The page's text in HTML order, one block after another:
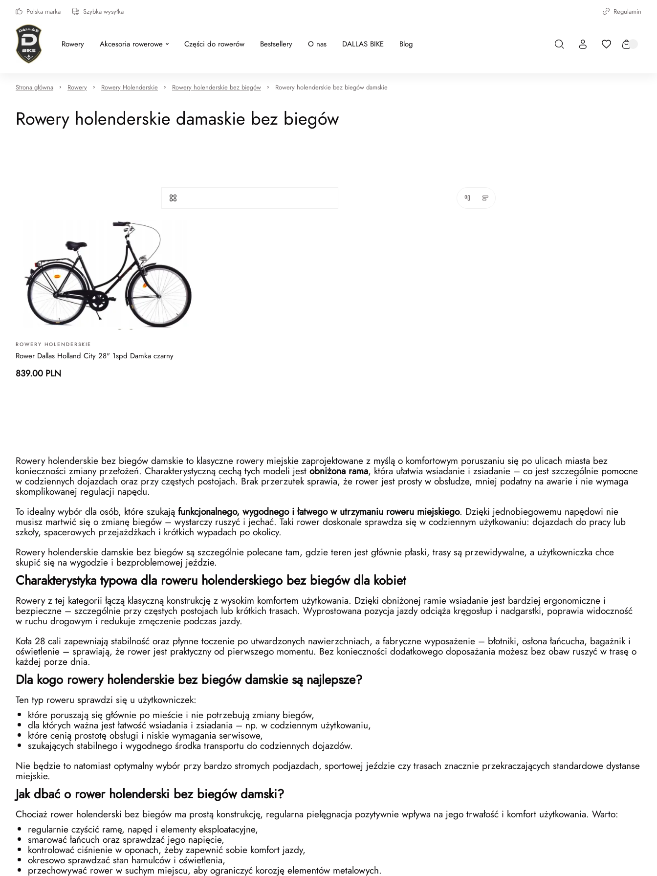
Polska marka Szybka wysyłka Regulamin
Rowery Akcesoria rowerowe Części do rowerów Bestsellery O nas DALLAS BIKE Blog
Strona główna Rowery Rowery Holenderskie Rowery holenderskie bez biegów Rowery holenderskie bez biegów damskie
Rowery holenderskie damaskie bez biegów
ROWERY HOLENDERSKIE
Rower Dallas Holland City 28" 1spd Damka czarny
839.00 PLN
Rowery holenderskie bez biegów damskie to klasyczne rowery miejskie zaprojektowane z myślą o komfortowym poruszaniu się po ulicach miasta bez
konieczności zmiany przełożeń. Charakterystyczną cechą tych modeli jest obniżona rama, która ułatwia wsiadanie i zsiadanie – co jest szczególnie pomocne
w codziennych dojazdach oraz przy częstych postojach. Brak przerzutek sprawia, że rower jest prosty w obsłudze, mniej podatny na awarie i nie wymaga
skomplikowanej regulacji napędu.
To idealny wybór dla osób, które szukają funkcjonalnego, wygodnego i łatwego w utrzymaniu roweru miejskiego. Dzięki jednobiegowemu napędowi nie
musisz martwić się o zmianę biegów – wystarczy ruszyć i jechać. Taki rower doskonale sprawdza się w codziennym użytkowaniu: dojazdach do pracy lub
szkoły, spacerowych przejażdżkach i krótkich wypadach po okolicy.
Rowery holenderskie damskie bez biegów są szczególnie polecane tam, gdzie teren jest głównie płaski, trasy są przewidywalne, a użytkowniczka chce
skupić się na wygodzie i bezproblemowej jeździe.
Charakterystyka typowa dla roweru holenderskiego bez biegów dla kobiet
Rowery z tej kategorii łączą klasyczną konstrukcję z wysokim komfortem użytkowania. Dzięki obniżonej ramie wsiadanie jest bardziej ergonomiczne i
bezpieczne – szczególnie przy częstych postojach lub krótkich trasach. Wyprostowana pozycja jazdy odciąża kręgosłup i nadgarstki, poprawia widoczność
w ruchu drogowym i redukuje zmęczenie podczas jazdy.
Koła 28 cali zapewniają stabilność oraz płynne toczenie po utwardzonych nawierzchniach, a fabryczne wyposażenie – błotniki, osłona łańcucha, bagażnik i
oświetlenie – sprawiają, że rower jest praktyczny od pierwszego momentu. Bez konieczności dodatkowego doposażania możesz bez obaw ruszyć w trasę o
każdej porze dnia.
Dla kogo rowery holenderskie bez biegów damskie są najlepsze?
Ten typ roweru sprawdzi się u użytkowniczek:
które poruszają się głównie po mieście i nie potrzebują zmiany biegów,
dla których ważna jest łatwość wsiadania i zsiadania – np. w codziennym użytkowaniu,
które cenią prostotę obsługi i niskie wymagania serwisowe,
szukających stabilnego i wygodnego środka transportu do codziennych dojazdów.
Nie będzie to natomiast optymalny wybór przy bardzo stromych podjazdach, sportowej jeździe czy trasach znacznie przekraczających standardowe dystanse
miejskie.
Jak dbać o rower holenderski bez biegów damski?
Chociaż rower holenderski bez biegów ma prostą konstrukcję, regularna pielęgnacja pozytywnie wpływa na jego trwałość i komfort użytkowania. Warto:
regularnie czyścić ramę, napęd i elementy eksploatacyjne,
smarować łańcuch oraz sprawdzać jego napięcie,
kontrolować ciśnienie w oponach, żeby zapewnić sobie komfort jazdy,
okresowo sprawdzać stan hamulców i oświetlenia,
przechowywać rower w suchym miejscu, aby ograniczyć korozję elementów metalowych.